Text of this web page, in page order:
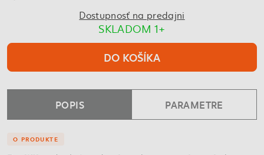
Dostupnosť na predajni
SKLADOM 1+
DO KOŠÍKA
POPIS PARAMETRE
O PRODUKTE